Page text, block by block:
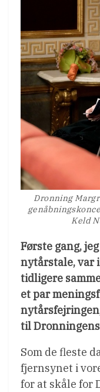
Dronning
Keld
Første gang,
nytårstale, var
tidligere
et par
til
Som de fleste
fjernsynet i
for at skåle for